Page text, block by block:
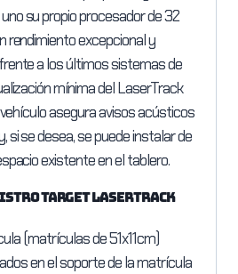
su propio procesador de 32
rendimiento excepcional y
a los últimos sistemas de
mínima del LaserTrack
asegura avisos acústicos
si se desea, se puede instalar de
existente en el tablero.
Target Lasertrack
(matrículas de 51x11cm)
en el soporte de la matrícula